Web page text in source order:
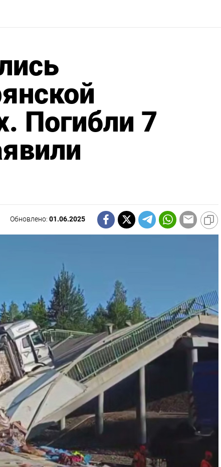
Погибли 7
Обновлено:01.06.2025